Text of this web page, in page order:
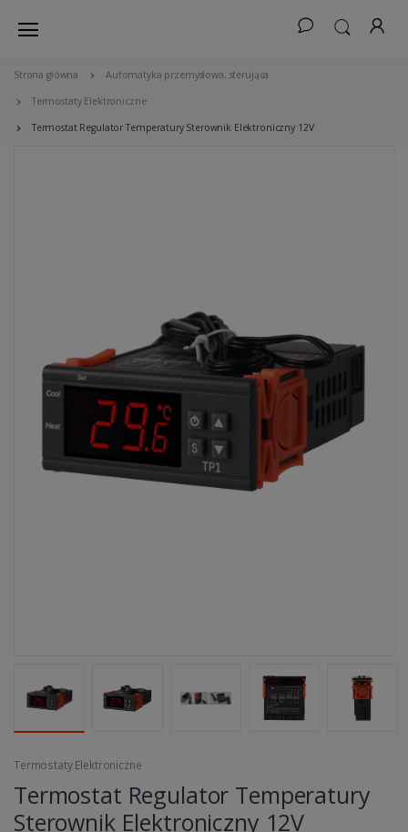
Strona główna Automatyka przemysłowa, sterująca
Termostaty Elektroniczne
Termostat Regulator Temperatury Sterownik Elektroniczny 12V
Termostaty Elektroniczne
Termostat Regulator Temperatury
Sterownik Elektroniczny 12V